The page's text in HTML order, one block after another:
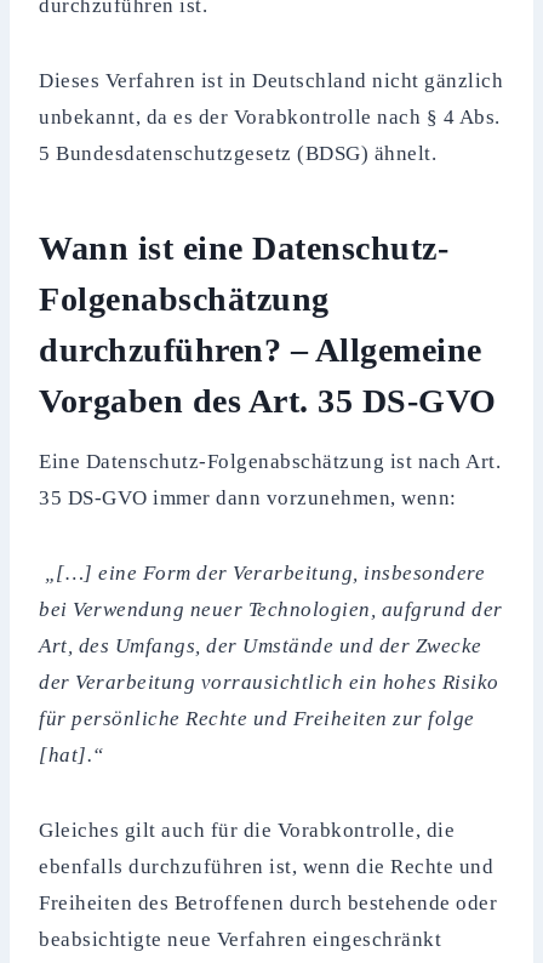
durchzuführen ist.
Dieses Verfahren ist in Deutschland nicht gänzlich
unbekannt, da es der Vorabkontrolle nach § 4 Abs.
5 Bundesdatenschutzgesetz (BDSG) ähnelt.
Wann ist eine Datenschutz-
Folgenabschätzung
durchzuführen? – Allgemeine
Vorgaben des Art. 35 DS-GVO
Eine Datenschutz-Folgenabschätzung ist nach Art.
35 DS-GVO immer dann vorzunehmen, wenn:
„[…] eine Form der Verarbeitung, insbesondere
bei Verwendung neuer Technologien, aufgrund der
Art, des Umfangs, der Umstände und der Zwecke
der Verarbeitung vorrausichtlich ein hohes Risiko
für persönliche Rechte und Freiheiten zur folge
[hat].“
Gleiches gilt auch für die Vorabkontrolle, die
ebenfalls durchzuführen ist, wenn die Rechte und
Freiheiten des Betroffenen durch bestehende oder
beabsichtigte neue Verfahren eingeschränkt